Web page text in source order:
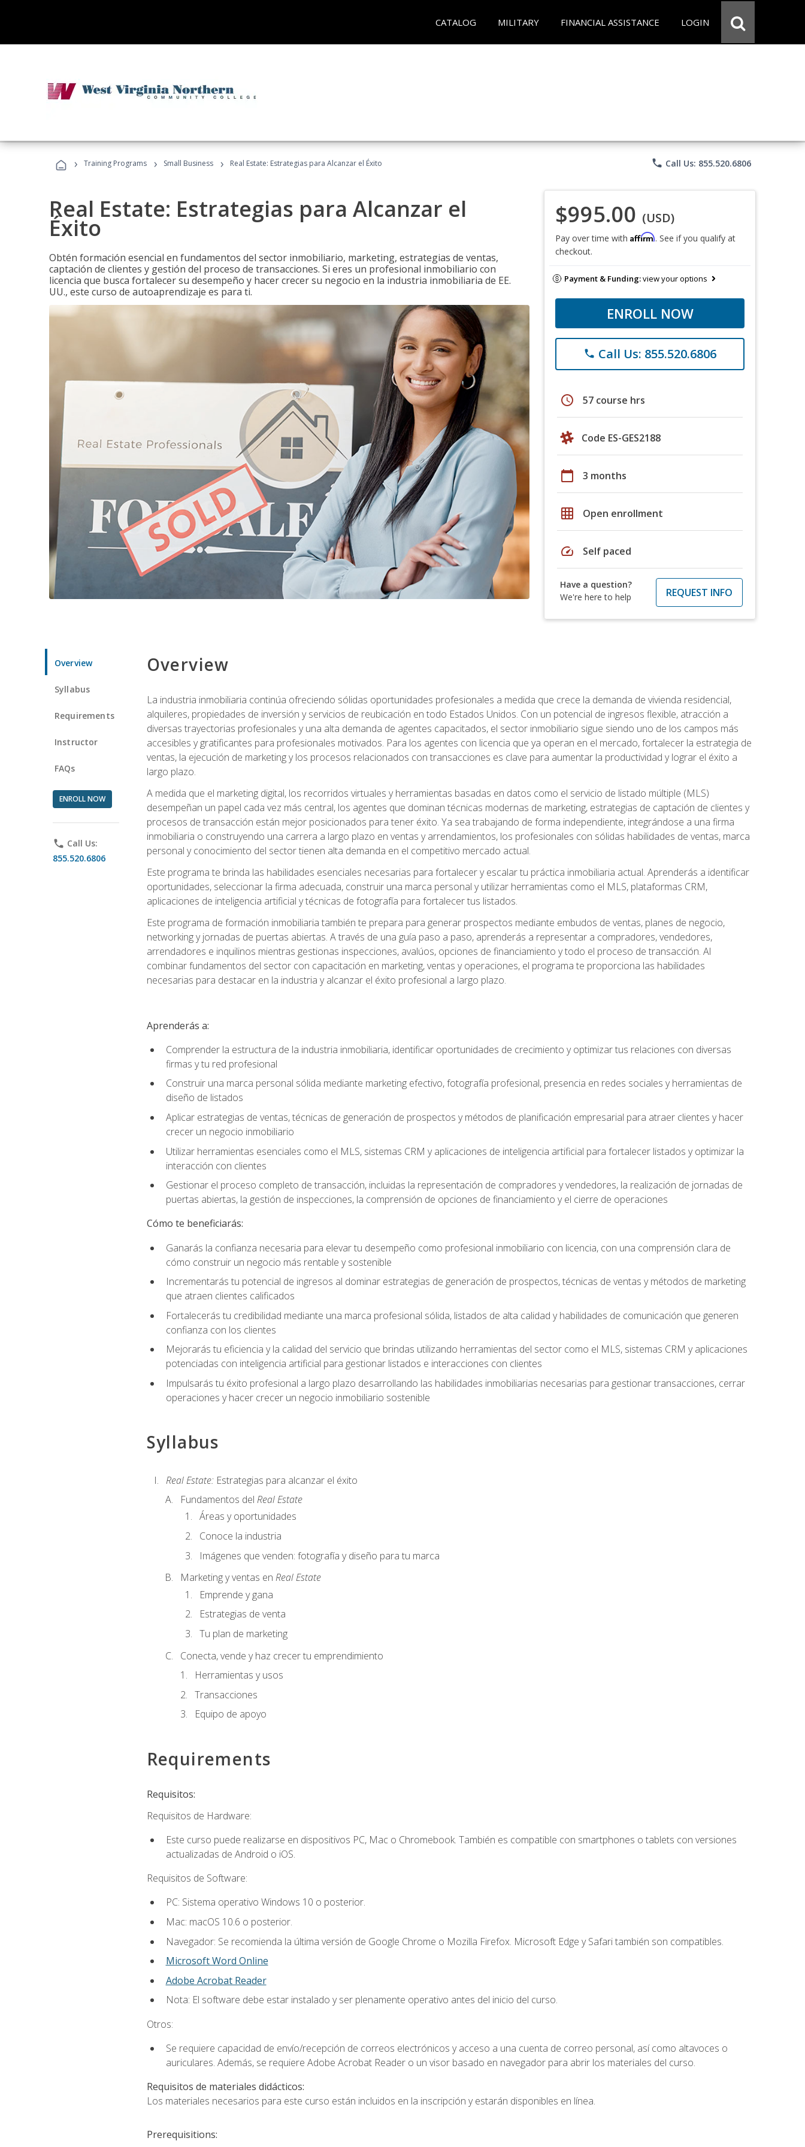
CATALOG MILITARY FINANCIAL ASSISTANCE LOGIN
› Training Programs › Small Business › Real Estate: Estrategias para Alcanzar el Éxito phone Call Us: 855.520.6806
Real Estate: Estrategias para Alcanzar el
Éxito
Obtén formación esencial en fundamentos del sector inmobiliario, marketing, estrategias de ventas,
captación de clientes y gestión del proceso de transacciones. Si eres un profesional inmobiliario con
licencia que busca fortalecer su desempeño y hacer crecer su negocio en la industria inmobiliaria de EE.
UU., este curso de autoaprendizaje es para ti.
$995.00 (USD)
Pay over time with Affirm. See if you qualify at
checkout.
Payment & Funding:view your options
ENROLL NOW
phone Call Us: 855.520.6806
schedule 57 course hrs
Code ES-GES2188
calendar_today 3 months
grid_on Open enrollment
speed Self paced
Have a question?
We're here to help
REQUEST INFO
Overview
Syllabus
Requirements
Instructor
FAQs
ENROLL NOW
phone Call Us:
855.520.6806
Overview
La industria inmobiliaria continúa ofreciendo sólidas oportunidades profesionales a medida que crece la demanda de vivienda residencial,
alquileres, propiedades de inversión y servicios de reubicación en todo Estados Unidos. Con un potencial de ingresos flexible, atracción a
diversas trayectorias profesionales y una alta demanda de agentes capacitados, el sector inmobiliario sigue siendo uno de los campos más
accesibles y gratificantes para profesionales motivados. Para los agentes con licencia que ya operan en el mercado, fortalecer la estrategia de
ventas, la ejecución de marketing y los procesos relacionados con transacciones es clave para aumentar la productividad y lograr el éxito a
largo plazo.
A medida que el marketing digital, los recorridos virtuales y herramientas basadas en datos como el servicio de listado múltiple (MLS)
desempeñan un papel cada vez más central, los agentes que dominan técnicas modernas de marketing, estrategias de captación de clientes y
procesos de transacción están mejor posicionados para tener éxito. Ya sea trabajando de forma independiente, integrándose a una firma
inmobiliaria o construyendo una carrera a largo plazo en ventas y arrendamientos, los profesionales con sólidas habilidades de ventas, marca
personal y conocimiento del sector tienen alta demanda en el competitivo mercado actual.
Este programa te brinda las habilidades esenciales necesarias para fortalecer y escalar tu práctica inmobiliaria actual. Aprenderás a identificar
oportunidades, seleccionar la firma adecuada, construir una marca personal y utilizar herramientas como el MLS, plataformas CRM,
aplicaciones de inteligencia artificial y técnicas de fotografía para fortalecer tus listados.
Este programa de formación inmobiliaria también te prepara para generar prospectos mediante embudos de ventas, planes de negocio,
networking y jornadas de puertas abiertas. A través de una guía paso a paso, aprenderás a representar a compradores, vendedores,
arrendadores e inquilinos mientras gestionas inspecciones, avalúos, opciones de financiamiento y todo el proceso de transacción. Al
combinar fundamentos del sector con capacitación en marketing, ventas y operaciones, el programa te proporciona las habilidades
necesarias para destacar en la industria y alcanzar el éxito profesional a largo plazo.
Aprenderás a:
Comprender la estructura de la industria inmobiliaria, identificar oportunidades de crecimiento y optimizar tus relaciones con diversas
firmas y tu red profesional
Construir una marca personal sólida mediante marketing efectivo, fotografía profesional, presencia en redes sociales y herramientas de
diseño de listados
Aplicar estrategias de ventas, técnicas de generación de prospectos y métodos de planificación empresarial para atraer clientes y hacer
crecer un negocio inmobiliario
Utilizar herramientas esenciales como el MLS, sistemas CRM y aplicaciones de inteligencia artificial para fortalecer listados y optimizar la
interacción con clientes
Gestionar el proceso completo de transacción, incluidas la representación de compradores y vendedores, la realización de jornadas de
puertas abiertas, la gestión de inspecciones, la comprensión de opciones de financiamiento y el cierre de operaciones
Cómo te beneficiarás:
Ganarás la confianza necesaria para elevar tu desempeño como profesional inmobiliario con licencia, con una comprensión clara de
cómo construir un negocio más rentable y sostenible
Incrementarás tu potencial de ingresos al dominar estrategias de generación de prospectos, técnicas de ventas y métodos de marketing
que atraen clientes calificados
Fortalecerás tu credibilidad mediante una marca profesional sólida, listados de alta calidad y habilidades de comunicación que generen
confianza con los clientes
Mejorarás tu eficiencia y la calidad del servicio que brindas utilizando herramientas del sector como el MLS, sistemas CRM y aplicaciones
potenciadas con inteligencia artificial para gestionar listados e interacciones con clientes
Impulsarás tu éxito profesional a largo plazo desarrollando las habilidades inmobiliarias necesarias para gestionar transacciones, cerrar
operaciones y hacer crecer un negocio inmobiliario sostenible
Syllabus
Real Estate: Estrategias para alcanzar el éxito
Fundamentos del Real Estate
Áreas y oportunidades
Conoce la industria
Imágenes que venden: fotografía y diseño para tu marca
Marketing y ventas en Real Estate
Emprende y gana
Estrategias de venta
Tu plan de marketing
Conecta, vende y haz crecer tu emprendimiento
Herramientas y usos
Transacciones
Equipo de apoyo
Requirements
Requisitos:
Requisitos de Hardware:
Este curso puede realizarse en dispositivos PC, Mac o Chromebook. También es compatible con smartphones o tablets con versiones
actualizadas de Android o iOS.
Requisitos de Software:
PC: Sistema operativo Windows 10 o posterior.
Mac: macOS 10.6 o posterior.
Navegador: Se recomienda la última versión de Google Chrome o Mozilla Firefox. Microsoft Edge y Safari también son compatibles.
Microsoft Word Online
Adobe Acrobat Reader
Nota: El software debe estar instalado y ser plenamente operativo antes del inicio del curso.
Otros:
Se requiere capacidad de envío/recepción de correos electrónicos y acceso a una cuenta de correo personal, así como altavoces o
auriculares. Además, se requiere Adobe Acrobat Reader o un visor basado en navegador para abrir los materiales del curso.
Requisitos de materiales didácticos:
Los materiales necesarios para este curso están incluidos en la inscripción y estarán disponibles en línea.
Prerequisitions: